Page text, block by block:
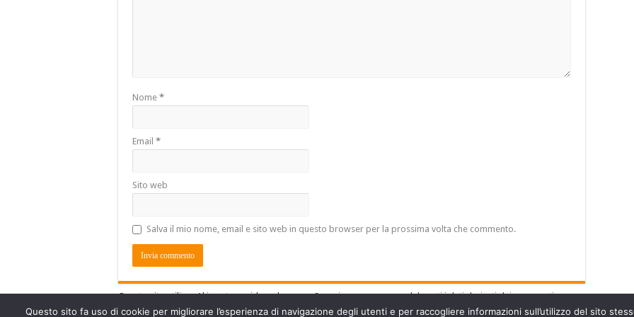
Nome *
Email *
Sito web
Salva il mio nome, email e sito web in questo browser per la prossima volta che commento.
Questo sito utilizza Akismet per ridurre lo spam.Scopri come vengono elaborati i dati derivati dai commenti.
Questo sito fa uso di cookie per migliorare l’esperienza di navigazione degli utenti e per raccogliere informazioni sull’utilizzo del sito